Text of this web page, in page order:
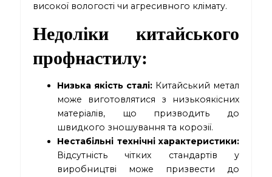
високої вологості чи агресивного клімату.
Недоліки китайського
профнастилу:
Низька якість сталі: Китайський метал
може виготовлятися з низькоякісних
матеріалів, що призводить до
швидкого зношування та корозії.
Нестабільні технічні характеристики:
Відсутність чітких стандартів у
виробництві може призвести до